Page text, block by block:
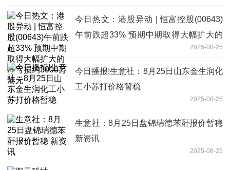
今日热文：港股异动 | 恒富控股(00643)
午前跌超33% 预期中期取得大幅扩大的
2025-08-25
今日播报!生意社：8月25日山东金生润化
工小苏打价格暂稳
2025-08-25
生意社：8月25日盘锦瑞德苯酐报价暂稳
新资讯
2025-08-25